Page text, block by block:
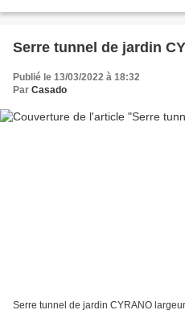
Serre tunnel de jardin
Publié le 13/03/2022 à 18:32
Par Casado
Serre tunnel de jardin CYRANO